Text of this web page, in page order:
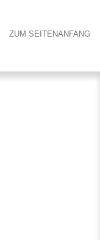
ZUM SEITENANFANG